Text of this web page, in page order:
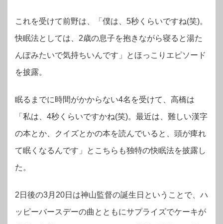
これを受けて前野は、「僕は、5秒くらいですね(笑)。
快眠法としては、2歳の息子を抱きながら寝ると湯た
んぽみたいで気持ちいんです」とほっこりエピソード
を披露。
眠るまでに時間がかからない4名を受けて、高橋は
「私は、4秒くらいですかね(笑)。最近は、難しい漢字
の本とか、クイズとかの本を読んでいると、頭が痺れ
て眠くなるんです」とこちらも独特の快眠法を披露し
た。
2日後の3月20日は神山監督の誕生日ということで、ハ
ッピーバースデーの曲とともにサプライズでケーキが